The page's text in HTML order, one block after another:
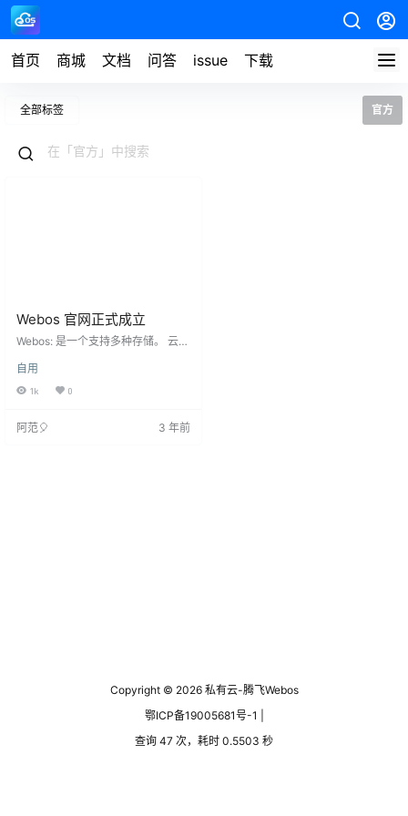
首页 商城 文档 问答 issue 下载
全部标签 官方
Webos 官网正式成立
Webos: 是一个支持多种存储。 云端
1体验的私有云盘/企业网盘。 完全
支持私有化部署，存储安全可控 数
限管控全平台客户端覆盖，随时随
自用
1k 0
阿范🎈 3 年前
Copyright © 2026私有云-腾飞Webos
鄂ICP备19005681号-1 |
查询 47 次，耗时 0.5503 秒